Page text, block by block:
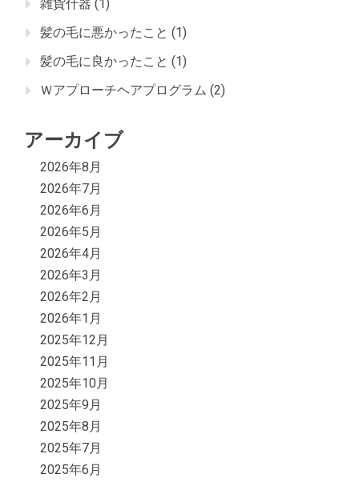
雑貨什器 (1)
髪の毛に悪かったこと (1)
髪の毛に良かったこと (1)
Ｗアプローチヘアプログラム (2)
アーカイブ
2026年8月
2026年7月
2026年6月
2026年5月
2026年4月
2026年3月
2026年2月
2026年1月
2025年12月
2025年11月
2025年10月
2025年9月
2025年8月
2025年7月
2025年6月